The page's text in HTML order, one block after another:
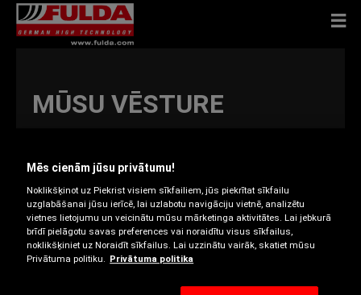
MŪSU VĒSTURE
19001910192019301940195019601970 19801990
2010
Mēs cienām jūsu privātumu!
Noklikšķinot uz Piekrist visiem sīkfailiem, jūs piekrītat sīkfailu
uzglabāšanai jūsu ierīcē, lai uzlabotu navigāciju vietnē, analizētu
vietnes lietojumu un veicinātu mūsu mārketinga aktivitātes. Lai jebkurā
brīdī pielāgotu savas preferences vai noraidītu visus sīkfailus,
noklikšķiniet uz Noraidīt sīkfailus. Lai uzzinātu vairāk, skatiet mūsu
Privātuma politiku. Privātuma politika